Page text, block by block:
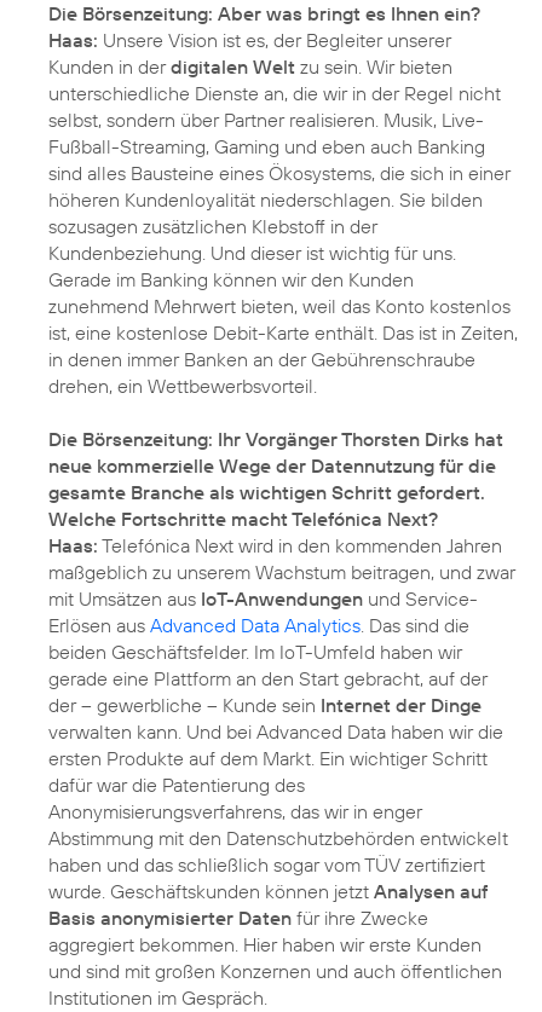
Die Börsenzeitung: Aber was bringt es Ihnen ein?
Haas: Unsere Vision ist es, der Begleiter unserer
Kunden in derdigitalen Welt zu sein. Wir bieten
unterschiedliche Dienste an, die wir in der Regel nicht
selbst, sondern über Partner realisieren. Musik, Live-
Fußball-Streaming, Gaming und eben auch Banking
sind alles Bausteine eines Ökosystems, die sich in einer
höheren Kundenloyalität niederschlagen. Sie bilden
sozusagen zusätzlichen Klebstoff in der
Kundenbeziehung. Und dieser ist wichtig für uns.
Gerade im Banking können wir den Kunden
zunehmend Mehrwert bieten, weil das Konto kostenlos
ist, eine kostenlose Debit-Karte enthält. Das ist in Zeiten,
in denen immer Banken an der Gebührenschraube
drehen, ein Wettbewerbsvorteil.
Die Börsenzeitung: Ihr Vorgänger Thorsten Dirks hat
neue kommerzielle Wege der Datennutzung für die
gesamte Branche als wichtigen Schritt gefordert.
Welche Fortschritte macht Telefónica Next?
Haas: Telefónica Next wird in den kommenden Jahren
maßgeblich zu unserem Wachstum beitragen, und zwar
mit Umsätzen aus IoT-Anwendungen und Service-
Erlösen aus Advanced Data Analytics. Das sind die
beiden Geschäftsfelder. Im IoT-Umfeld haben wir
gerade eine Plattform an den Start gebracht, auf der
der – gewerbliche – Kunde sein Internet der Dinge
verwalten kann. Und bei Advanced Data haben wir die
ersten Produkte auf dem Markt. Ein wichtiger Schritt
dafür war die Patentierung des
Anonymisierungsverfahrens, das wir in enger
Abstimmung mit den Datenschutzbehörden entwickelt
haben und das schließlich sogar vom TÜV zertifiziert
wurde. Geschäftskunden können jetzt Analysen auf
Basis anonymisierter Daten für ihre Zwecke
aggregiert bekommen. Hier haben wir erste Kunden
und sind mit großen Konzernen und auch öffentlichen
Institutionen im Gespräch.